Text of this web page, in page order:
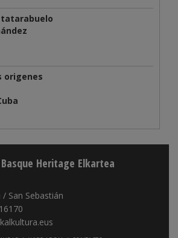
origenes
Heritage Elkartea
San Sebastián